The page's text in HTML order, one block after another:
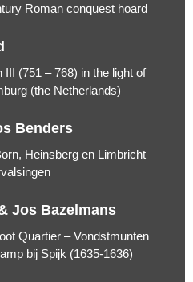
Roman conquest hoard
III (751 – 768) in the light of
(the Netherlands)
Benders
Heinsberg en Limbricht
Jos Bazelmans
Quartier – Vondstmunten
bij Spijk (1635-1636)